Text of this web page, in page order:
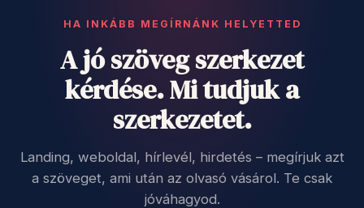
HA INKÁBB MEGÍRNÁNK HELYETTED
A jó szöveg szerkezet
kérdése. Mi tudjuk a
szerkezetet.
Landing, weboldal, hírlevél, hirdetés – megírjuk azt
a szöveget, ami után az olvasó vásárol. Te csak
jóváhagyod.